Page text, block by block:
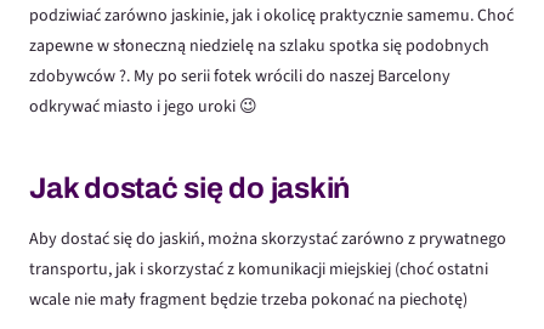
podziwiać zarówno jaskinie, jak i okolicę praktycznie samemu. Choć
zapewne w słoneczną niedzielę na szlaku spotka się podobnych
zdobywców ?. My po serii fotek wrócili do naszej Barcelony
odkrywać miasto i jego uroki 😉
Jak dostać się do jaskiń
Aby dostać się do jaskiń, można skorzystać zarówno z prywatnego
transportu, jak i skorzystać z komunikacji miejskiej (choć ostatni
wcale nie mały fragment będzie trzeba pokonać na piechotę)